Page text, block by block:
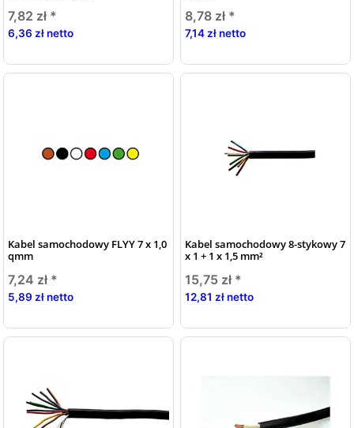
7,82 zł *
6,36 zł netto
8,78 zł *
7,14 zł netto
Kabel samochodowy FLYY 7 x 1,0
qmm
7,24 zł *
5,89 zł netto
Kabel samochodowy 8-stykowy 7
x 1 + 1 x 1,5 mm²
15,75 zł *
12,81 zł netto